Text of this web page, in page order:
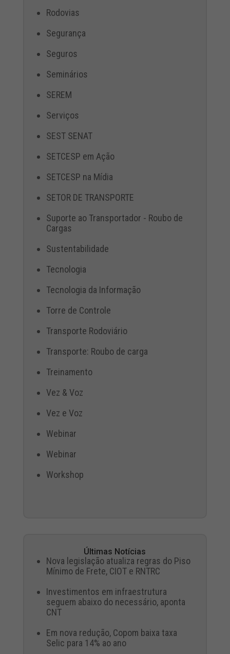
Rodovias
Segurança
Seguros
Seminários
SEREM
Serviços
SEST SENAT
SETCESP em Ação
SETCESP na Mídia
SETOR DE TRANSPORTE
Suporte ao Transportador - Roubo de
Cargas
Sustentabilidade
Tecnologia
Tecnologia da Informação
Torre de Controle
Transporte Rodoviário
Transporte: Roubo de carga
Treinamento
Vez & Voz
Vez e Voz
Webinar
Webinar
Workshop
Últimas Notícias
Nova legislação atualiza regras do Piso
Mínimo de Frete, CIOT e RNTRC
Investimentos em infraestrutura
seguem abaixo do necessário, aponta
CNT
Em nova redução, Copom baixa taxa
Selic para 14% ao ano